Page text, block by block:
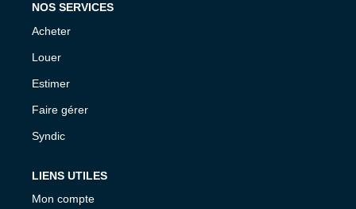
NOS SERVICES
Acheter
Louer
Estimer
Faire gérer
Syndic
LIENS UTILES
Mon compte